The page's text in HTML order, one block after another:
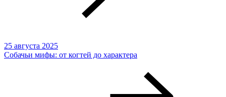
25 августа 2025
Собачьи мифы: от когтей до характера